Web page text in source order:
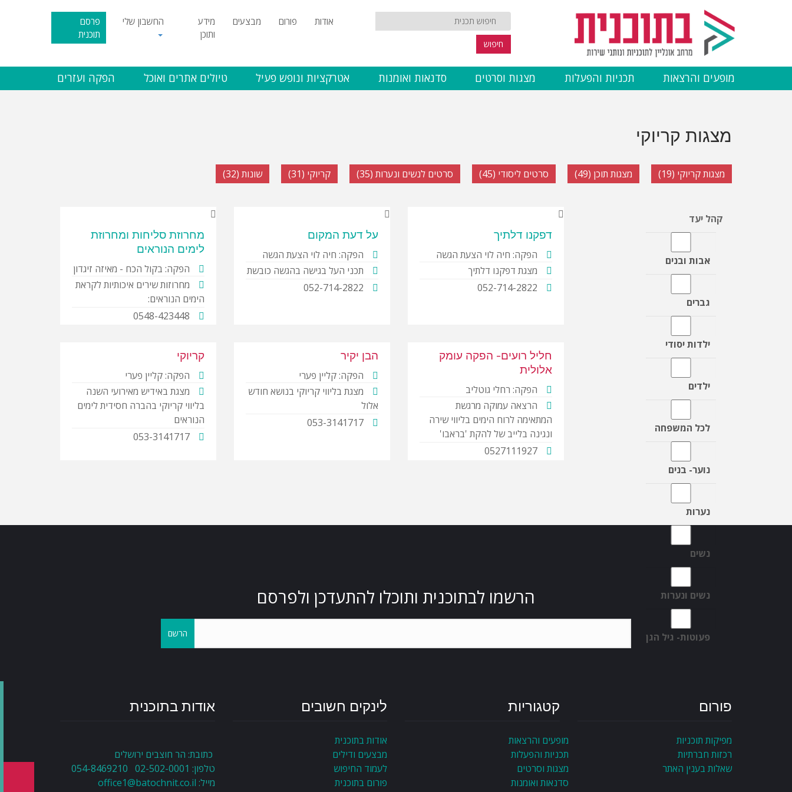
חיפוש
אודות פורום מבצעים
מידע
ותוכן
החשבון שלי
פרסם
תוכנית
מופעים והרצאות תכניות והפעלות מצגות וסרטים סדנאות ואומנות אטרקציות ונופש פעיל טיולים אתרים ואוכל הפקה ועזרים
מצגות קריוקי
מצגות קריוקי (19) מצגות תוכן (49) סרטים ליסודי (45) סרטים לנשים ונערות (35) קריוקי (31) שונות (32)
קהל יעד
אבות ובנים
גברים
ילדות יסודי
ילדים
לכל המשפחה
נוער- בנים
נערות
נשים
נשים ונערות
פעוטות- גיל הגן
דפקנו דלתיך
הפקה: חיה לוי הצעת הגשה
מצגת דפקנו דלתיך
052-714-2822
על דעת המקום
הפקה: חיה לוי הצעת הגשה
תכני העל בגישה בהגשה כובשת
052-714-2822
מחרוזת סליחות ומחרוזת
לימים הנוראים
הפקה: בקול הכח - מאיזה זיגדון
מחרוזות שירים איכותיות לקראת
הימים הנוראים:
0548-423448
חליל רועים- הפקה עומק
אלולית
הפקה: רחלי גוטליב
הרצאה עמוקה מרגשת
המתאימה לרוח הימים בליווי שירה
ונגינה בלייב של להקת 'בראבו'
0527111927
הבן יקיר
הפקה: קליין פערי
מצגת בליווי קריוקי בנושא חודש
אלול
053-3141717
קריוקי
הפקה: קליין פערי
מצגת באידיש מאירועי השנה
בליווי קריוקי בהברה חסידית לימים
הנוראים
053-3141717
הרשמו לבתוכנית ותוכלו להתעדכן ולפרסם
הרשם
פורום
מפיקות תוכניות
רכזות חברתיות
שאלות בענין האתר
קטגוריות
מופעים והרצאות
תכניות והפעלות
מצגות וסרטים
סדנאות ואומנות
לינקים חשובים
אודות בתוכנית
מבצעים ודילים
לעמוד החיפוש
פורום בתוכנית
אודות בתוכנית
כתובת: הר חוצבים ירושלים
טלפון: 02-502-0001 054-8469210
מייל: office1@batochnit.co.il